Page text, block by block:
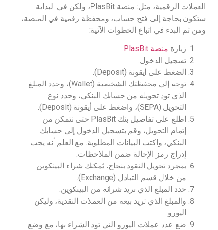
العملات الرقمية، مثل: منصة PlasBit، ولكن في البداية
ستكون بحاجة إلى فتح حساب، ومحفظة رقمية في المنصة،
ومن ثم البدء في اتباع الخطوات الآتية:
زيارة منصة PlasBit.
تسجيل الدخول.
الضغط على أيقونة (Deposit).
توجه إلى محفظتك الشخصية (Wallet)، وحدد المبلغ
الذي تود تحويله من حسابك البنكي، وحدد نوع
التحويل (SEPA)، واضغط على أيقونة (Deposit).
اطلع على تفاصيل بنك PlasBit حتى تتمكن من
إتمام التحويل، وقم بتسجيل الدخول إلى حسابك
البنكي، واكتب البيانات المطلوبة. مع العلم أنه يجب
إدراج رمز الإحالة ضمن الملاحظات.
بمجرد تحويل النقود بنجاح، يُمكنك شراء البيتكوين
من خلال قسم التبادل (Exchange).
حدد المبلغ الذي تريد شرائه من البيتكوين.
والمبلغ الذي تريد بيعه من العملات النقدية، وليكن
اليورو.
ضع عدد عملات اليورو التي تود الشراء بها، مع وضع